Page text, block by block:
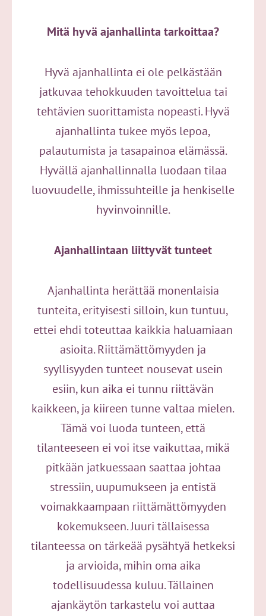
Mitä hyvä ajanhallinta tarkoittaa?
Hyvä ajanhallinta ei ole pelkästään
jatkuvaa tehokkuuden tavoittelua tai
tehtävien suorittamista nopeasti. Hyvä
ajanhallinta tukee myös lepoa,
palautumista ja tasapainoa elämässä.
Hyvällä ajanhallinnalla luodaan tilaa
luovuudelle, ihmissuhteille ja henkiselle
hyvinvoinnille.
Ajanhallintaan liittyvät tunteet
Ajanhallinta herättää monenlaisia
tunteita, erityisesti silloin, kun tuntuu,
ettei ehdi toteuttaa kaikkia haluamiaan
asioita. Riittämättömyyden ja
syyllisyyden tunteet nousevat usein
esiin, kun aika ei tunnu riittävän
kaikkeen, ja kiireen tunne valtaa mielen.
Tämä voi luoda tunteen, että
tilanteeseen ei voi itse vaikuttaa, mikä
pitkään jatkuessaan saattaa johtaa
stressiin, uupumukseen ja entistä
voimakkaampaan riittämättömyyden
kokemukseen. Juuri tällaisessa
tilanteessa on tärkeää pysähtyä hetkeksi
ja arvioida, mihin oma aika
todellisuudessa kuluu. Tällainen
ajankäytön tarkastelu voi auttaa